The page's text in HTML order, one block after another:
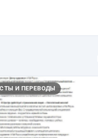
И ПЕРЕВОДЫ